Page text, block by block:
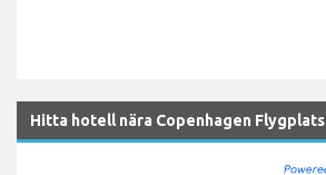
Hitta hotell nära Copenhagen Flygplats